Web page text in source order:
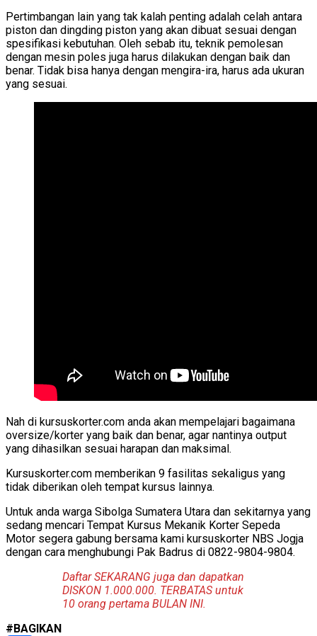
Pertimbangan lain yang tak kalah penting adalah celah antara
piston dan dingding piston yang akan dibuat sesuai dengan
spesifikasi kebutuhan. Oleh sebab itu, teknik pemolesan
dengan mesin poles juga harus dilakukan dengan baik dan
benar. Tidak bisa hanya dengan mengira-ira, harus ada ukuran
yang sesuai.
Nah di kursuskorter.com anda akan mempelajari bagaimana
oversize/korter yang baik dan benar, agar nantinya output
yang dihasilkan sesuai harapan dan maksimal.
Kursuskorter.com memberikan 9 fasilitas sekaligus yang
tidak diberikan oleh tempat kursus lainnya.
Untuk anda warga Sibolga Sumatera Utara dan sekitarnya yang
sedang mencari Tempat Kursus Mekanik Korter Sepeda
Motor segera gabung bersama kami kursuskorter NBS Jogja
dengan cara menghubungi Pak Badrus di 0822-9804-9804.
Daftar SEKARANG juga dan dapatkan
DISKON 1.000.000. TERBATAS untuk
10 orang pertama BULAN INI.
#BAGIKAN